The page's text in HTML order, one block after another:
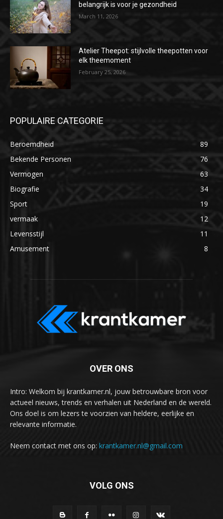
belangrijk is voor je gezondheid
March 11, 2026
Atelier Theepot: stijlvolle theepotten voor
elk theemoment
February 25, 2026
POPULAIRE CATEGORIE
Beroemdheid
89
Bekende Personen
76
Vermogen
63
Biografie
34
Sport
19
vermaak
12
Levensstijl
11
Amusement
8
OVER ONS
Intro: Welkom bij krantkamer.nl, jouw betrouwbare bron voor
actueel nieuws, trends en verhalen uit Nederland en de wereld.
Ons doel is om lezers te voorzien van heldere, eerlijke en
relevante informatie.
Neem contact met ons op: krantkamer.nl@gmail.com
VOLG ONS